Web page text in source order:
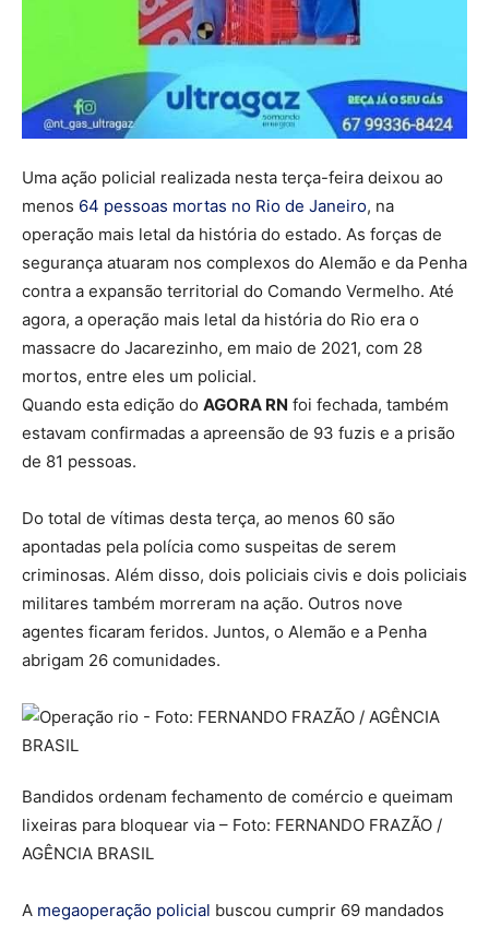
Uma ação policial realizada nesta terça-feira deixou ao
menos 64 pessoas mortas no Rio de Janeiro, na
operação mais letal da história do estado. As forças de
segurança atuaram nos complexos do Alemão e da Penha
contra a expansão territorial do Comando Vermelho. Até
agora, a operação mais letal da história do Rio era o
massacre do Jacarezinho, em maio de 2021, com 28
mortos, entre eles um policial.
Quando esta edição do AGORA RN foi fechada, também
estavam confirmadas a apreensão de 93 fuzis e a prisão
de 81 pessoas.
Do total de vítimas desta terça, ao menos 60 são
apontadas pela polícia como suspeitas de serem
criminosas. Além disso, dois policiais civis e dois policiais
militares também morreram na ação. Outros nove
agentes ficaram feridos. Juntos, o Alemão e a Penha
abrigam 26 comunidades.
Bandidos ordenam fechamento de comércio e queimam
lixeiras para bloquear via – Foto: FERNANDO FRAZÃO /
AGÊNCIA BRASIL
A megaoperação policial buscou cumprir 69 mandados